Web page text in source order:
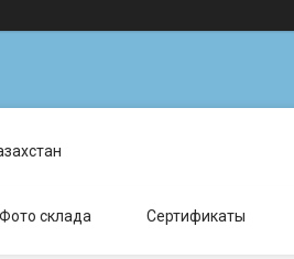
Фото склада Сертификаты